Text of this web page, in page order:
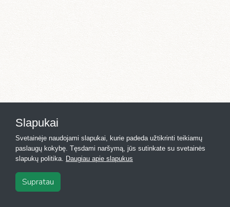
2026
Slapukai
Svetainėje naudojami slapukai, kurie padeda užtikrinti teikiamų
paslaugų kokybę. Tęsdami naršymą, jūs sutinkate su svetainės
slapukų politika. Daugiau apie slapukus
Supratau